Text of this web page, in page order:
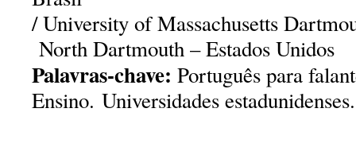
/ University of Massachusetts
North Dartmouth – Estados Unidos
Palavras-chave: Português para
Ensino. Universidades estadunidenses.